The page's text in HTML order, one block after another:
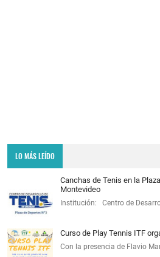
LO MÁS LEÍDO
Canchas de Tenis en la
Montevideo
Institución: Centro de
Curso de Play Tennis ITF
Con la presencia de Flavio